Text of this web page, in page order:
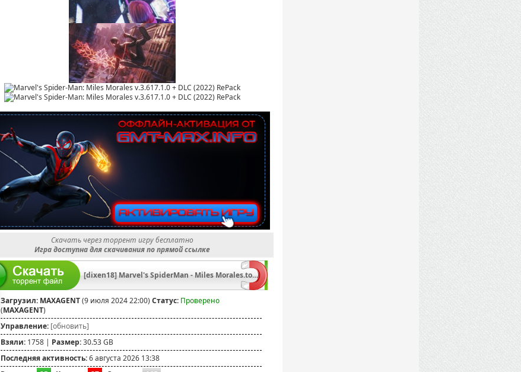
Скачать через торрент игру бесплатно
Игра доступна для скачивания по прямой ссылке
[dixen18] Marvel's SpiderMan - Miles Morales.torrent
Загрузил: MAXAGENT(9 июля 2024 22:00) Статус: Проверено
(MAXAGENT)
Управление: [обновить]
Взяли: 1758 | Размер:30.53 GB
Последняя активность:6 августа 2026 13:38